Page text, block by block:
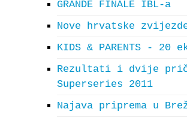
GRANDE FINALE IBL-a
Nove hrvatske
KIDS & PARENTS -
Rezultati i dvije priče
Superseries 2011
Najava priprema u